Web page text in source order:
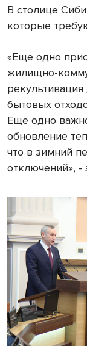
В столице
которые
«Еще одно
жилищно-
бытовых
Еще одно
обновление
что в зимний
отключений», -